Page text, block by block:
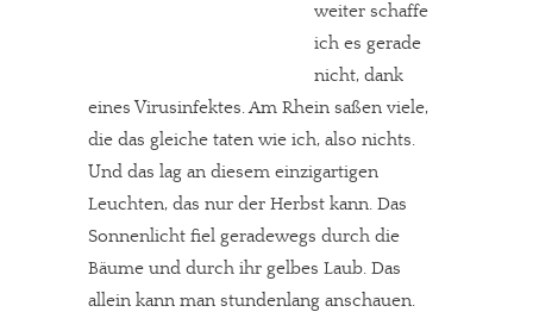
weiter schaffe
ich es gerade
nicht, dank
eines Virusinfektes. Am Rhein saßen viele,
die das gleiche taten wie ich, also nichts.
Und das lag an diesem einzigartigen
Leuchten, das nur der Herbst kann. Das
Sonnenlicht fiel geradewegs durch die
Bäume und durch ihr gelbes Laub. Das
allein kann man stundenlang anschauen.